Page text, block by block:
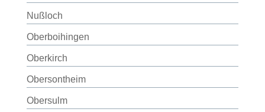
Nußloch
Oberboihingen
Oberkirch
Obersontheim
Obersulm